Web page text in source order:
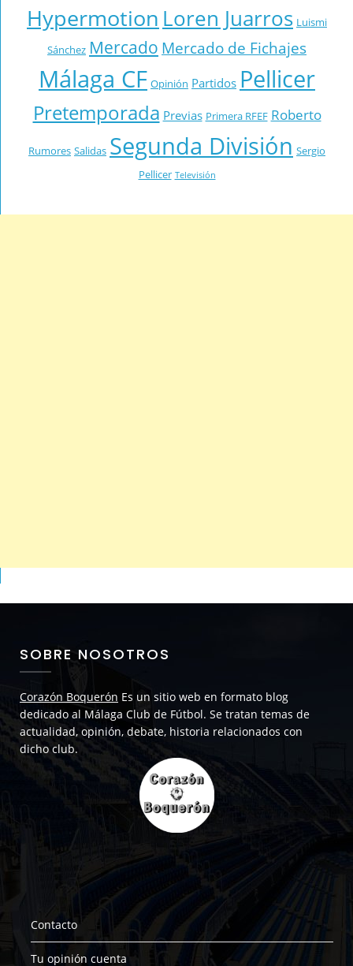
Hypermotion Loren Juarros Luismi
Sánchez Mercado Mercado de Fichajes
Málaga CF Opinión Partidos Pellicer
Pretemporada Previas Primera RFEF Roberto
Rumores Salidas Segunda División Sergio
Pellicer Televisión
SOBRE NOSOTROS
Corazón Boquerón Es un sitio web en formato blog
dedicado al Málaga Club de Fútbol. Se tratan temas de
actualidad, opinión, debate, historia relacionados con
dicho club.
Contacto
Tu opinión cuenta